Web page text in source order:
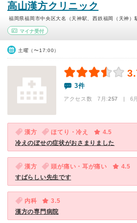
高山漢方クリニック
福岡県福岡市中央区大名（天神駅、西鉄福岡（天神）
マイナ受付
土曜（〜17:00）
3件
アクセス数 7月:257 | 6
漢方 ほてり・冷え
4.5
冷えのぼせの症状がおさまりました
漢方 頭が痛い・耳が痛い
4.5
すばらしい先生です
内科
3.5
漢方の専門病院